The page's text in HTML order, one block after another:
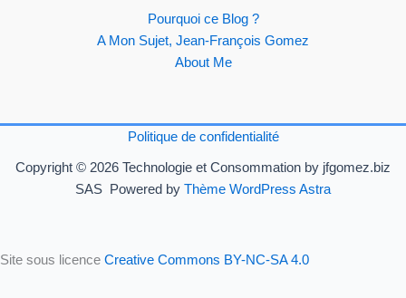
Pourquoi ce Blog ?
A Mon Sujet, Jean-François Gomez
About Me
Politique de confidentialité
Copyright © 2026 Technologie et Consommation by jfgomez.biz
SAS Powered by Thème WordPress Astra
Site sous licence Creative Commons BY-NC-SA 4.0